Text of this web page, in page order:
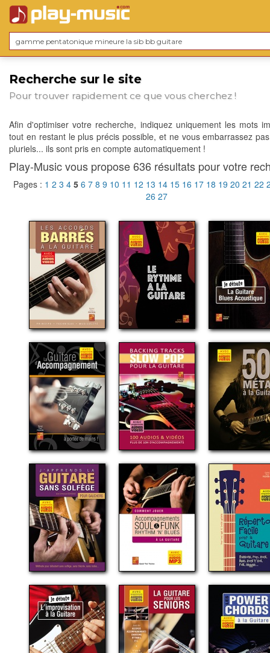
Recherche sur le site
Pour trouver rapidement ce que vous cherchez !
Afin d'optimiser votre recherche, indiquez uniquement les mots
tout en restant le plus précis possible, et ne vous embarrassez
pluriels... ils sont pris en compte automatiquement !
Play-Music vous propose 636 résultats pour votre
Pages : 1 2 3 4 5 6 7 8 9 10 11 12 13 14 15 16 17 18 19 20 21 22
26 27